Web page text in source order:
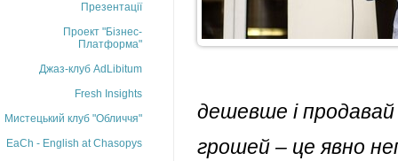
Презентації
Проект "Бізнес-
Платформа"
Джаз-клуб AdLibitum
Fresh Insights
Мистецький клуб "Обличчя"
EaCh - English at Chasopys
дешевше і
грошей – це явно